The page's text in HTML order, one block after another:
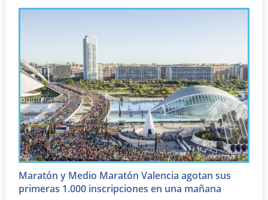
Maratón y Medio Maratón Valencia agotan sus
primeras 1.000 inscripciones en una mañana